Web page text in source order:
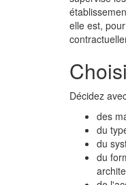
elle est,
Décidez
des
du
du
du